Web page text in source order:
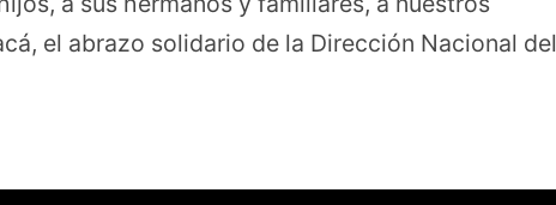
el abrazo solidario de la Dirección Nacional del